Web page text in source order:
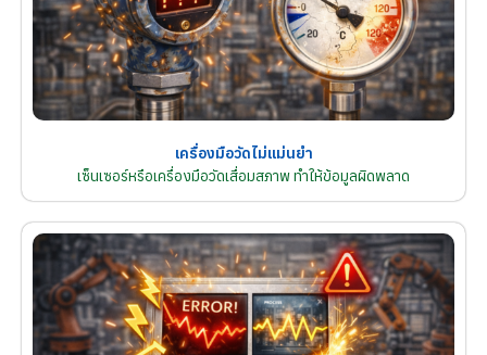
เครื่องมือวัดไม่แม่นยำ
เซ็นเซอร์หรือเครื่องมือวัดเสื่อมสภาพ ทำให้ข้อมูลผิดพลาด